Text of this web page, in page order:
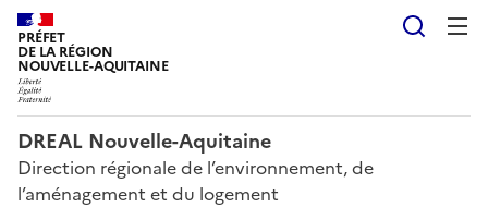
PRÉFET
DE LA RÉGION
NOUVELLE-AQUITAINE
DREAL Nouvelle-Aquitaine
Direction régionale de l’environnement, de
l’aménagement et du logement